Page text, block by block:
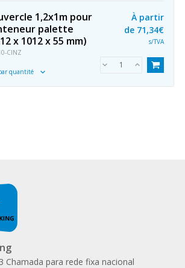
1,2x1m pour
palette
x 1012 x 55 mm)
CINZ
quantité
À partir
de 71,34€
s/TVA
Chamada para rede fixa nacional